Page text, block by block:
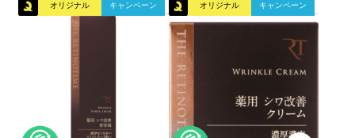
オリジナル キャンペーン オリジナル キャンペーン